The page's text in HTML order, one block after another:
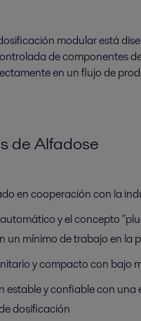
modular está
de componentes
en un flujo de
de Alfadose
en cooperación con la
y el concepto
un mínimo de trabajo en la
y compacto con bajo
estable y confiable con una
dosificación